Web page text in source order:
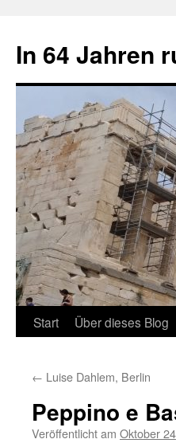
springen
In 64 Jahren
Start Über dieses Blog
← Luise Dahlem, Berlin
Peppino e
Veröffentlicht am Oktober